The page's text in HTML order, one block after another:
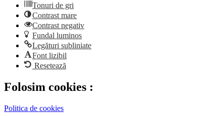
Tonuri de gri
Contrast mare
Contrast negativ
Fundal luminos
Legături subliniate
Font lizibil
Resetează
Folosim cookies :
Politica de cookies